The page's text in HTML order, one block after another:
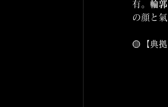
有。 輪
の顔と
🟡【典